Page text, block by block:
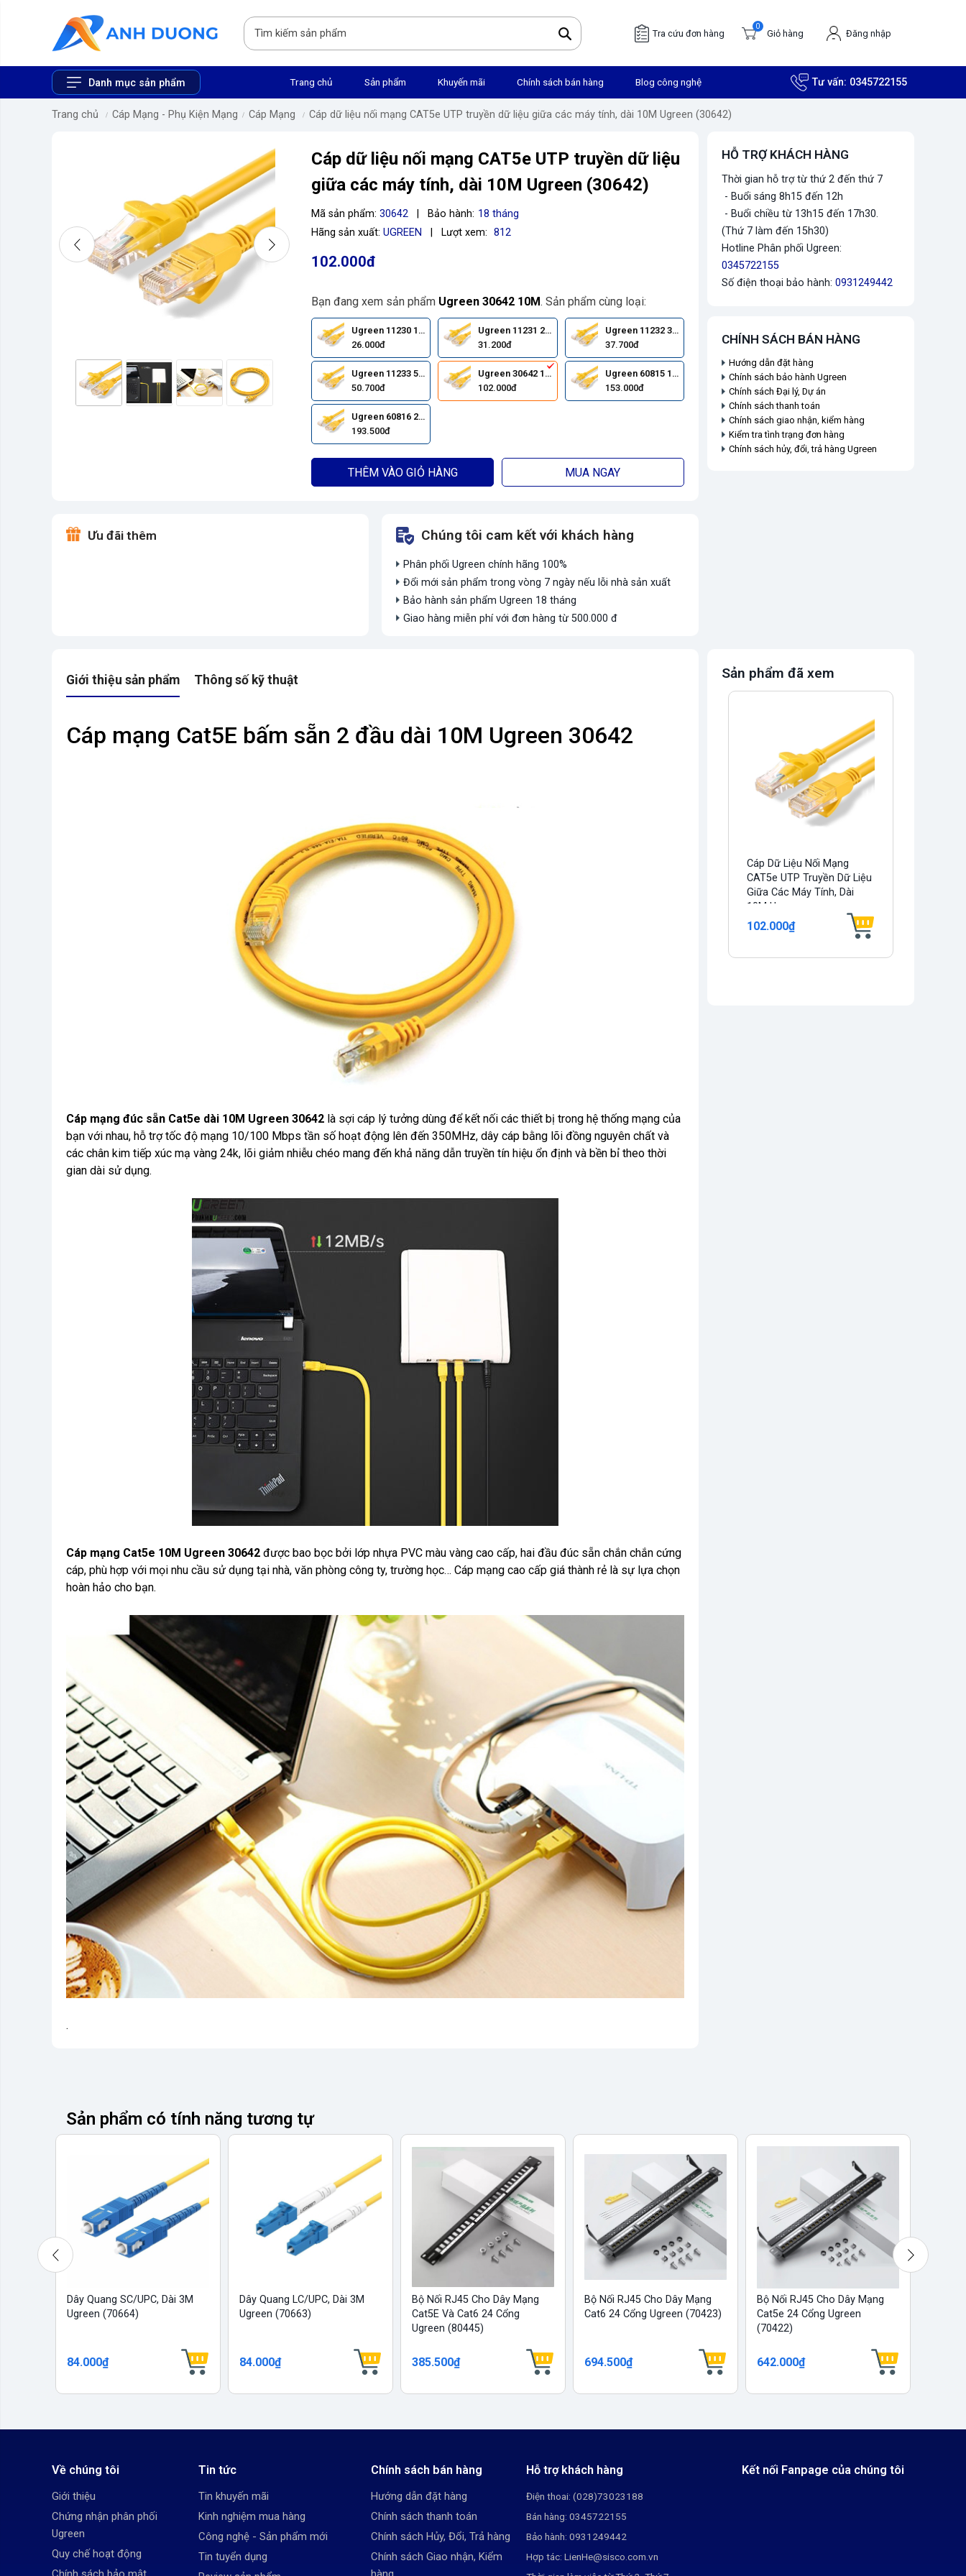
Tra cứu đơn hàng
0
Giỏ hàng Đăng nhập
Danh mục sản phẩm Trang chủ Sản phẩm Khuyến mãi Chính sách bán hàng Blog công nghệ Tư vấn: 0345722155
Trang chủ Cáp Mạng - Phụ Kiện Mạng Cáp Mạng Cáp dữ liệu nối mạng CAT5e UTP truyền dữ liệu giữa các máy tính, dài 10M Ugreen (30642)
Cáp dữ liệu nối mạng CAT5e UTP truyền dữ liệu
giữa các máy tính, dài 10M Ugreen (30642)
Mã sản phẩm: 30642 Bảo hành: 18 tháng
Hãng sản xuất: UGREEN Lượt xem: 812
102.000đ
Bạn đang xem sản phẩm Ugreen 30642 10M. Sản phẩm cùng loại:
Ugreen 11230 1M
26.000đ
Ugreen 11231 2M
31.200đ
Ugreen 11232 3M
37.700đ
Ugreen 11233 5M
50.700đ
Ugreen 30642 10M
102.000đ
Ugreen 60815 15M
153.000đ
Ugreen 60816 20M
193.500đ
THÊM VÀO GIỎ HÀNG MUA NGAY
Ưu đãi thêm Chúng tôi cam kết với khách hàng
Phân phối Ugreen chính hãng 100%
Đổi mới sản phẩm trong vòng 7 ngày nếu lỗi nhà sản xuất
Bảo hành sản phẩm Ugreen 18 tháng
Giao hàng miễn phí với đơn hàng từ 500.000 đ
HỖ TRỢ KHÁCH HÀNG
Thời gian hỗ trợ từ thứ 2 đến thứ 7
- Buổi sáng 8h15 đến 12h
- Buổi chiều từ 13h15 đến 17h30.
(Thứ 7 làm đến 15h30)
Hotline Phân phối Ugreen:
0345722155
Số điện thoại bảo hành: 0931249442
CHÍNH SÁCH BÁN HÀNG
Hướng dẫn đặt hàng
Chính sách bảo hành Ugreen
Chính sách Đại lý, Dự án
Chính sách thanh toán
Chính sách giao nhận, kiểm hàng
Kiểm tra tình trạng đơn hàng
Chính sách hủy, đổi, trả hàng Ugreen
Giới thiệu sản phẩm Thông số kỹ thuật
Cáp mạng Cat5E bấm sẵn 2 đầu dài 10M Ugreen 30642
Cáp mạng đúc sẵn Cat5e dài 10M Ugreen 30642 là sợi cáp lý tưởng dùng để kết nối các thiết bị trong hệ thống mạng của
bạn với nhau, hỗ trợ tốc độ mạng 10/100 Mbps tần số hoạt động lên đến 350MHz, dây cáp bằng lõi đồng nguyên chất và
các chân kim tiếp xúc mạ vàng 24k, lõi giảm nhiễu chéo mang đến khả năng dẫn truyền tín hiệu ổn định và bền bỉ theo thời
gian dài sử dụng.
Cáp mạng Cat5e 10M Ugreen 30642 được bao bọc bởi lớp nhựa PVC màu vàng cao cấp, hai đầu đúc sẵn chắn chắn cứng
cáp, phù hợp với mọi nhu cầu sử dụng tại nhà, văn phòng công ty, trường học… Cáp mạng cao cấp giá thành rẻ là sự lựa chọn
hoàn hảo cho bạn.
.
Sản phẩm đã xem
Cáp Dữ Liệu Nối Mạng
CAT5e UTP Truyền Dữ Liệu
Giữa Các Máy Tính, Dài
10M Ugreen...
102.000₫
Sản phẩm có tính năng tương tự
Dây Quang SC/UPC, Dài 3M
Ugreen (70664)
84.000₫
Dây Quang LC/UPC, Dài 3M
Ugreen (70663)
84.000₫
Bộ Nối RJ45 Cho Dây Mạng
Cat5E Và Cat6 24 Cổng
Ugreen (80445)
385.500₫
Bộ Nối RJ45 Cho Dây Mạng
Cat6 24 Cổng Ugreen (70423)
694.500₫
Bộ Nối RJ45 Cho Dây Mạng
Cat5e 24 Cổng Ugreen
(70422)
642.000₫
Về chúng tôi
Giới thiệu
Chứng nhận phân phối
Ugreen
Quy chế hoạt động
Tin tức
Tin khuyến mãi
Kinh nghiệm mua hàng
Công nghệ - Sản phẩm mới
Tin tuyển dụng
Chính sách bán hàng
Hướng dẫn đặt hàng
Chính sách thanh toán
Chính sách Hủy, Đổi, Trả hàng
Chính sách Giao nhận, Kiểm
Hỗ trợ khách hàng
Điện thoai: (028)73023188
Bán hàng: 0345722155
Bảo hành: 0931249442
Hợp tác: LienHe@sisco.com.vn
Kết nối Fanpage của chúng tôi